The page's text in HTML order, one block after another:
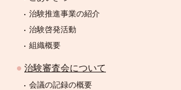
治験推進事業の紹介
治験啓発活動
組織概要
治験審査会について
会議の記録の概要